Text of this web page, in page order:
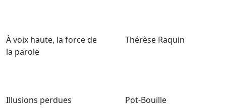
À voix haute, la force de
la parole
Thérèse Raquin
Illusions perdues Pot-Bouille